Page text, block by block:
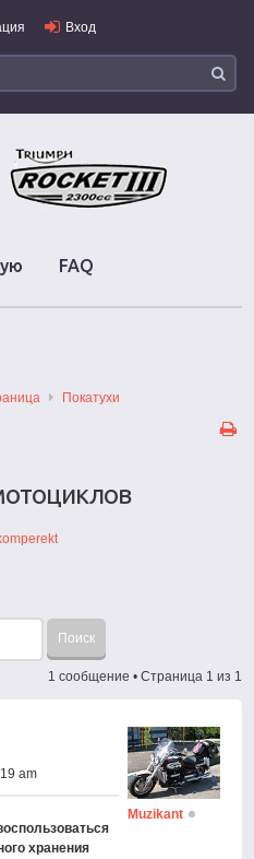
Вход
FAQ
Покатухи
1 сообщение • Страница 1 из 1
am
хранения
Muzikant